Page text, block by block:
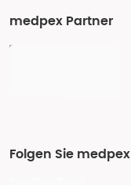
medpex Partner
Folgen Sie medpex